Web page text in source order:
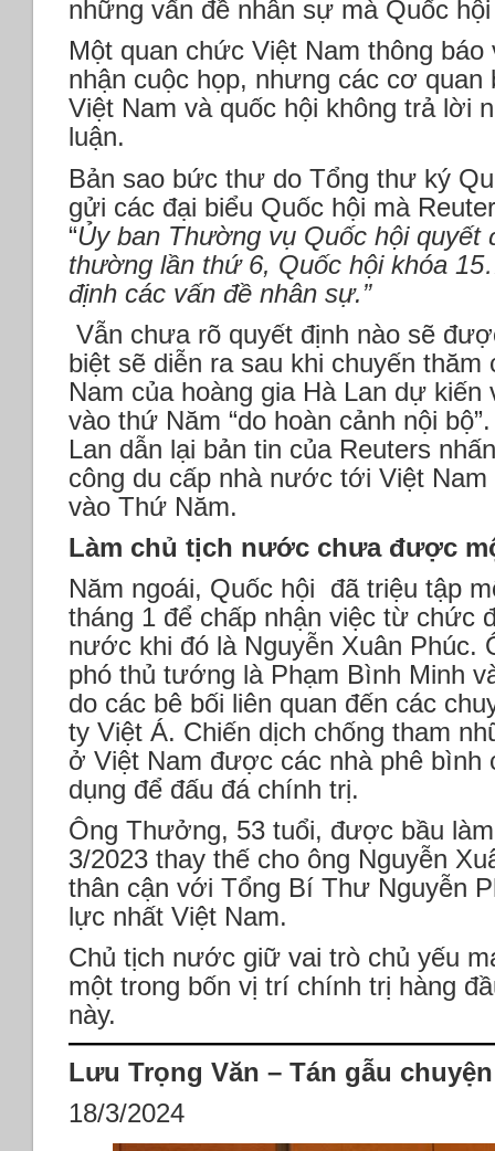
những vấn đề nhân sự mà Quốc
Một quan chức Việt Nam thông
nhận cuộc họp, nhưng các cơ quan
Việt Nam và quốc hội không trả lời
luận.
Bản sao bức thư do Tổng thư ký
gửi các đại biểu Quốc hội mà
“Ủy ban Thường vụ Quốc hội quyết
thường lần thứ 6, Quốc hội khóa
định các vấn đề nhân sự.”
Vẫn chưa rõ quyết định nào sẽ
biệt sẽ diễn ra sau khi chuyến
Nam của hoàng gia Hà Lan dự
vào thứ Năm “do hoàn cảnh nội
Lan dẫn lại bản tin của Reuters
công du cấp nhà nước tới Việt
vào Thứ Năm.
Làm chủ tịch nước chưa được
Năm ngoái, Quốc hội đã triệu tập
tháng 1 để chấp nhận việc từ chức
nước khi đó là Nguyễn Xuân Phúc.
phó thủ tướng là Phạm Bình Minh
do các bê bối liên quan đến các
ty Việt Á. Chiến dịch chống tham
ở Việt Nam được các nhà phê
dụng để đấu đá chính trị.
Ông Thưởng, 53 tuổi, được bầu
3/2023 thay thế cho ông Nguyễn
thân cận với Tổng Bí Thư Nguyễn
lực nhất Việt Nam.
Chủ tịch nước giữ vai trò chủ yếu
một trong bốn vị trí chính trị hàng
này.
Lưu Trọng Văn – Tán gẫu
18/3/2024